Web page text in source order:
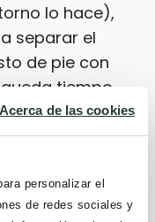
Acerca de las cookies
personalizar el
de redes sociales y
lo hace),
separar el
de pie con
tiempo
de
momento,
de estar